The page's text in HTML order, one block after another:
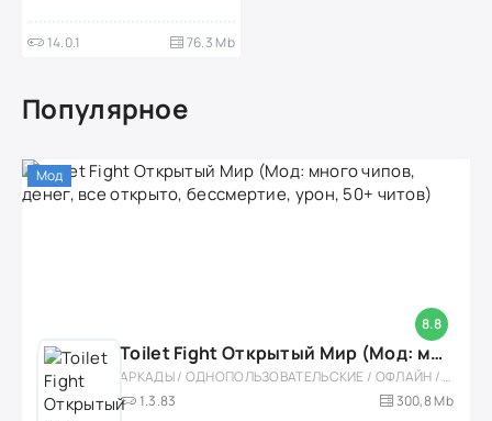
14.0.1 76.3 Mb
Популярное
8.8
Мод
Toilet Fight Открытый Мир (Мод: много чипов, денег, все открыто, бессмертие, урон, 50+ читов)
АРКАДЫ / ОДНОПОЛЬЗОВАТЕЛЬСКИЕ / ОФЛАЙН / МОД / РОЛЕВЫЕ / ШУТЕРЫ / ОТКРЫТЫЙ МИР / ВСТРОЕННЫЙ КЕШ / 3D / ЭКШЕНЫ / ТУАЛЕТНЫЕ ВОЙНЫ / ДЛЯ ДЕТЕЙ
1.3.83
300,8 Mb